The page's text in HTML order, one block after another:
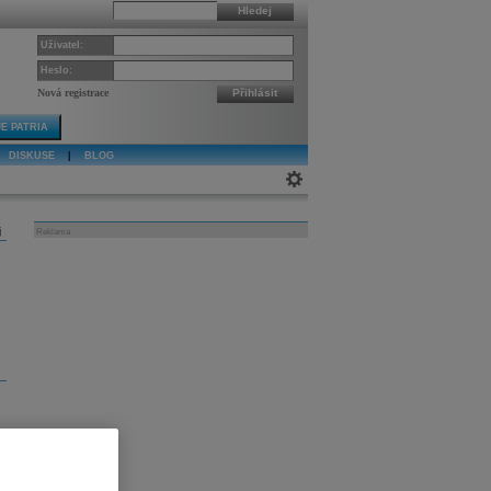
Hledej
Uživatel:
Heslo:
Nová registrace Přihlásit
PATRIA
DISKUSE BLOG
Reklama